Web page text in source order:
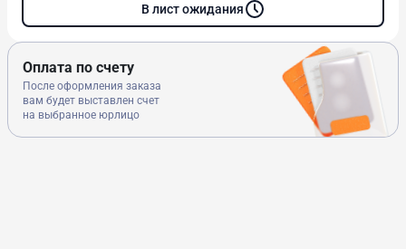
В лист ожидания
Оплата по счету
После оформления заказа
вам будет выставлен счет
на выбранное юрлицо